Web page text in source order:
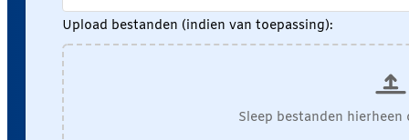
Upload bestanden (indien van toepassing):
Sleep bestanden